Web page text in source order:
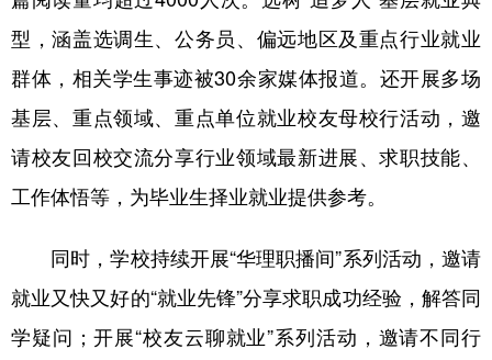
型，涵盖选调生、公务员、偏远地区及重点行业就业
群体，相关学生事迹被30余家媒体报道。还开展多场
基层、重点领域、重点单位就业校友母校行活动，邀
请校友回校交流分享行业领域最新进展、求职技能、
工作体悟等，为毕业生择业就业提供参考。
同时，学校持续开展“华理职播间”系列活动，邀请
就业又快又好的“就业先锋”分享求职成功经验，解答同
学疑问；开展“校友云聊就业”系列活动，邀请不同行